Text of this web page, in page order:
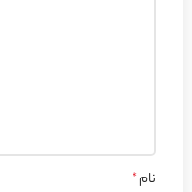
نام*